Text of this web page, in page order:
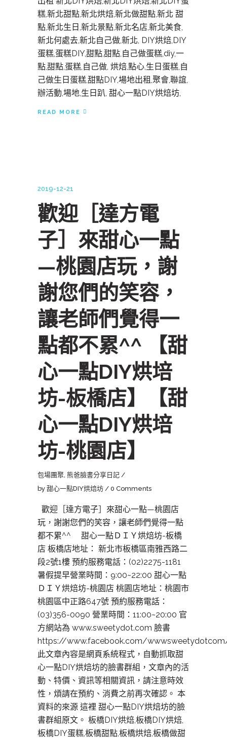
糕,新北甜點,新北烘焙,新北做甜點,新北 甜
點,新北生日,新北景點,新北名店,新北美食,
新北何處去,新北自己做,新北, DIY烘焙,DIY
蛋糕,蛋糕DIY,甜點,甜點,自己做蛋糕,diy,一
點,甜點,蛋糕,自己做, 烘焙,點心,生日蛋糕,自
己做生日蛋糕,甜點DIY,場地出租,聚會,聯誼,
辦活動,場地,生日趴, 甜心一點DIY烘焙坊,
READ MORE
2019-12-21
歡迎［達方電
子］來甜心一點
—桃園店玩，謝
謝您們的笑容，
讓老師們覺得一
點都不累^^ 【甜
心一點DIY烘培
坊-板橋店】【甜
心一點DIY烘培
坊-桃園店】
包場團聚, 熊爸臉書分享日記
by 甜心一點DIY烘焙坊 0 Comments
歡迎［達方電子］來甜心一點—桃園店
玩，謝謝您們的笑容，讓老師們覺得一點
都不累^^ 甜心一點ＤＩＹ烘焙坊-板橋
店 板橋店地址： 新北市板橋區南雅西路二
段2號1樓 預約服務電話：(02)2275-1181
暑假提早營業時間：9:00~22:00 甜心一點
ＤＩＹ烘焙坊-桃園店 桃園店地址：桃園市
桃園區中正路647號 預約服務電話：
(03)356-0090 營業時間：11:00~20:00 官
方網站為 www.sweetydot.com 臉書
https://www.facebook.com/
此文章內容是網頁系統程式，自動抓取甜
心一點DIY烘焙坊的臉書群組，文章內的活
動、特價、資訊等相關資訊，請注意時效
性，煩請在預約、消費之前再次確認。 本
資料的來源 這裡 甜心一點DIY烘焙坊的臉
書群組原文。 板橋DIY烘焙,板橋DIY烘焙,
板橋DIY蛋糕,板橋甜點,板橋烘焙,板橋做甜